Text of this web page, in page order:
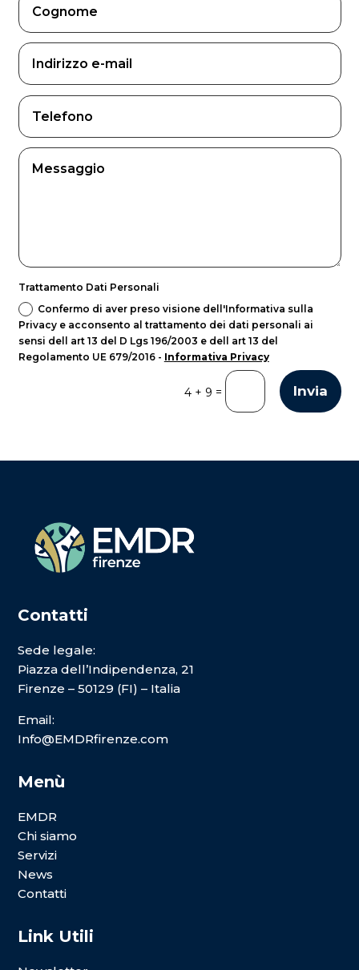
Trattamento Dati Personali
Confermo di aver preso visione dell'Informativa sulla
Privacy e acconsento al trattamento dei dati personali ai
sensi dell art 13 del D Lgs 196/2003 e dell art 13 del
Regolamento UE 679/2016 - Informativa Privacy
4 + 9 = Invia
Contatti
Sede legale:
Piazza dell’Indipendenza, 21
Firenze – 50129 (FI) – Italia
Email:
Info@EMDRfirenze.com
Menù
EMDR
Chi siamo
Servizi
News
Contatti
Link Utili